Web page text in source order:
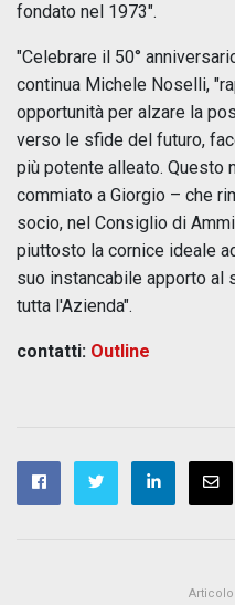
fondato nel 1973".
"Celebrare il 50°
continua Michele Noselli,
opportunità per alzare la
verso le sfide del futuro,
più potente alleato. Questo
commiato a Giorgio – che
socio, nel Consiglio di
piuttosto la cornice ideale
suo instancabile apporto al
tutta l'Azienda".
contatti: Outline